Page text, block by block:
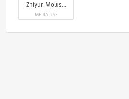
Zhiyun Molus G300
MEDIA USE